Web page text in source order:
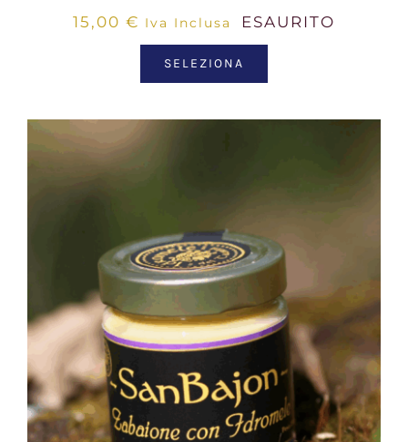
15,00€ Iva Inclusa ESAURITO
SELEZIONA